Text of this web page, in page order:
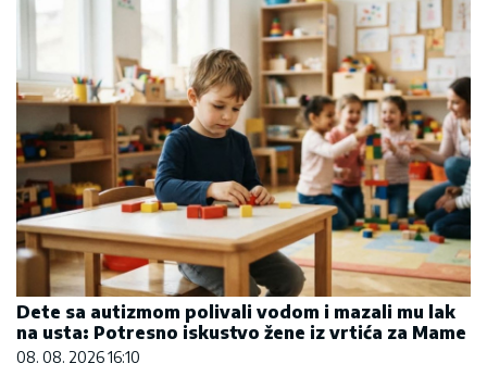
Dete sa autizmom polivali vodom i mazali mu lak
na usta: Potresno iskustvo žene iz vrtića za Mame
08. 08. 2026 16:10